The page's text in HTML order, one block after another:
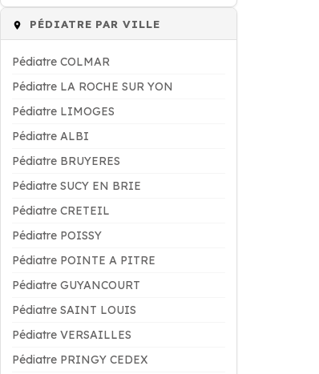
PÉDIATRE PAR VILLE
Pédiatre COLMAR
Pédiatre LA ROCHE SUR YON
Pédiatre LIMOGES
Pédiatre ALBI
Pédiatre BRUYERES
Pédiatre SUCY EN BRIE
Pédiatre CRETEIL
Pédiatre POISSY
Pédiatre POINTE A PITRE
Pédiatre GUYANCOURT
Pédiatre SAINT LOUIS
Pédiatre VERSAILLES
Pédiatre PRINGY CEDEX